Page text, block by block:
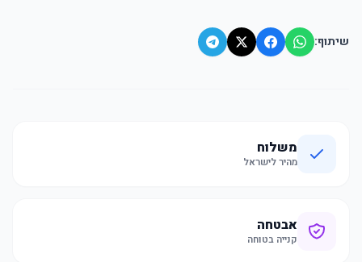
שיתוף:
משלוח
מהיר לישראל
אבטחה
קנייה בטוחה